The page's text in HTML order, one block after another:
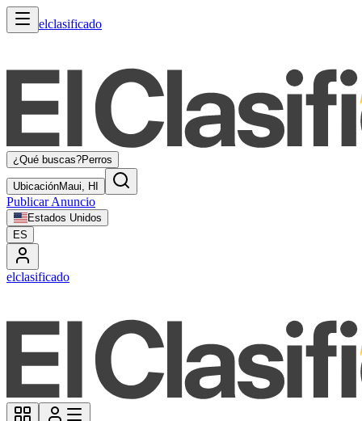
elclasificado
¿Qué buscas?Perros
UbicaciónMaui, HI
Publicar Anuncio
Estados Unidos
ES
elclasificado